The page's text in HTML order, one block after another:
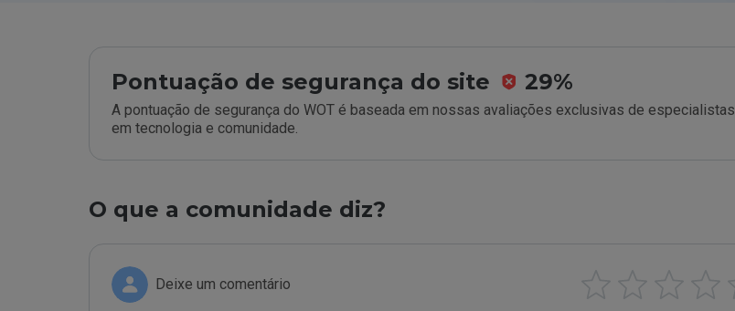
Pontuação de segurança do site 29%
A pontuação de segurança do WOT é baseada em nossas avaliações exclusivas de especialistas
em tecnologia e comunidade.
O que a comunidade diz?
Deixe um comentário